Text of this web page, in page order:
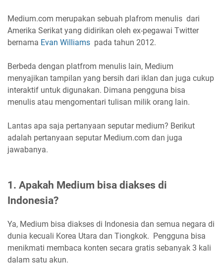
Medium.com merupakan sebuah plafrom menulis dari
Amerika Serikat yang didirikan oleh ex-pegawai Twitter
bernama Evan Williams pada tahun 2012.
Berbeda dengan platfrom menulis lain, Medium
menyajikan tampilan yang bersih dari iklan dan juga cukup
interaktif untuk digunakan. Dimana pengguna bisa
menulis atau mengomentari tulisan milik orang lain.
Lantas apa saja pertanyaan seputar medium? Berikut
adalah pertanyaan seputar Medium.com dan juga
jawabanya.
1. Apakah Medium bisa diakses di
Indonesia?
Ya, Medium bisa diakses di Indonesia dan semua negara di
dunia kecuali Korea Utara dan Tiongkok. Pengguna bisa
menikmati membaca konten secara gratis sebanyak 3 kali
dalam satu akun.